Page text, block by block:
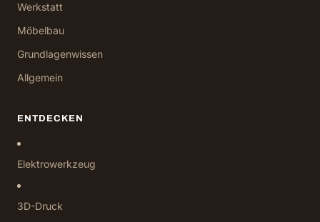
Werkstatt
Möbelbau
Grundlagenwissen
Allgemein
ENTDECKEN
Elektrowerkzeug
3D-Druck